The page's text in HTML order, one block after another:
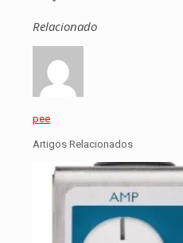
Relacionado
pee
Artigos Relacionados